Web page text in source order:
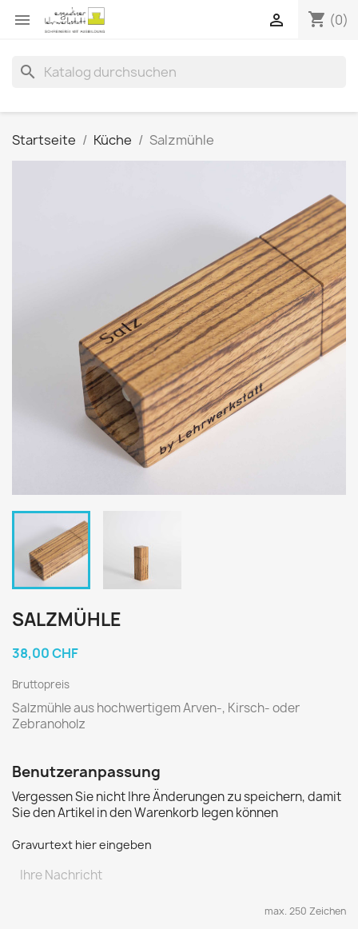
 shopping_cart (0)

search
Startseite Küche Salzmühle
SALZMÜHLE
38,00 CHF
Bruttopreis
Salzmühle aus hochwertigem Arven-, Kirsch- oder
Zebranoholz
Benutzeranpassung
Vergessen Sie nicht Ihre Änderungen zu speichern, damit
Sie den Artikel in den Warenkorb legen können
Gravurtext hier eingeben
max. 250 Zeichen